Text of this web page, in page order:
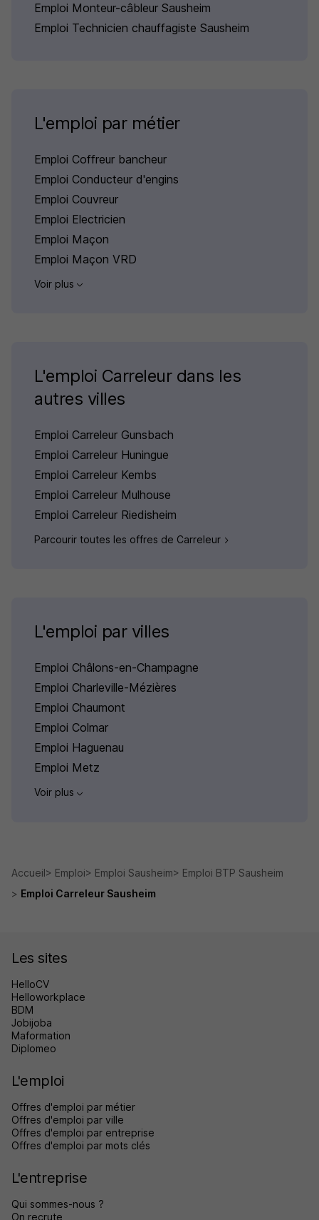
Emploi Monteur-câbleur Sausheim
Emploi Technicien chauffagiste Sausheim
L'emploi par métier
Emploi Coffreur bancheur
Emploi Conducteur d'engins
Emploi Couvreur
Emploi Electricien
Emploi Maçon
Emploi Maçon VRD
Voir plus
L'emploi Carreleur dans les
autres villes
Emploi Carreleur Gunsbach
Emploi Carreleur Huningue
Emploi Carreleur Kembs
Emploi Carreleur Mulhouse
Emploi Carreleur Riedisheim
Parcourir toutes les offres de Carreleur
L'emploi par villes
Emploi Châlons-en-Champagne
Emploi Charleville-Mézières
Emploi Chaumont
Emploi Colmar
Emploi Haguenau
Emploi Metz
Voir plus
Accueil Emploi Emploi Sausheim
Emploi BTP Sausheim
Emploi Carreleur Sausheim
Les sites
HelloCV
Helloworkplace
BDM
Jobijoba
Maformation
Diplomeo
L'emploi
Offres d'emploi par métier
Offres d'emploi par ville
Offres d'emploi par entreprise
Offres d'emploi par mots clés
L'entreprise
Qui sommes-nous ?
On recrute